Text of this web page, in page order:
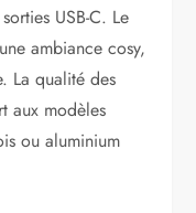
USB-C. Le
ambiance cosy,
La qualité des
aux modèles
ou aluminium